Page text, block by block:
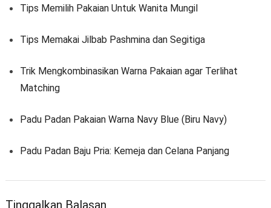
Tips Memilih Pakaian Untuk Wanita Mungil
Tips Memakai Jilbab Pashmina dan Segitiga
Trik Mengkombinasikan Warna Pakaian agar Terlihat
Matching
Padu Padan Pakaian Warna Navy Blue (Biru Navy)
Padu Padan Baju Pria: Kemeja dan Celana Panjang
Tinggalkan Balasan